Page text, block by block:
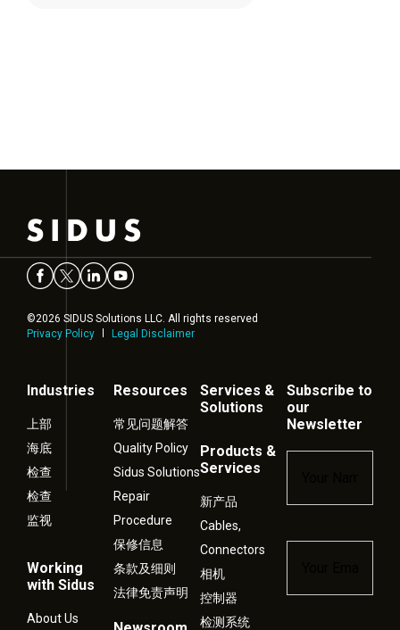
©2026 SIDUS Solutions LLC. All rights reserved
Privacy Policy
Legal Disclaimer
Industries
上部
海底
检查
检查
监视
Working
with Sidus
About Us
Resources
常见问题解答
Quality Policy
Sidus Solutions
Repair
Procedure
保修信息
条款及细则
法律免责声明
Services &
Solutions
Products &
Services
新产品
Cables,
Connectors
相机
控制器
检测系统
Subscribe to
our
Newsletter